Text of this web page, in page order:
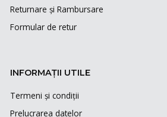
Returnare și Rambursare
Formular de retur
INFORMAȚII UTILE
Termeni și condiții
Prelucrarea datelor